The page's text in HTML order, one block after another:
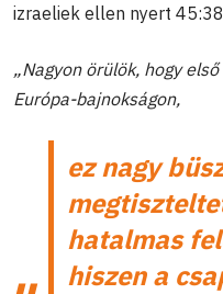
izraeliek ellen nyert
„Nagyon örülök, hogy
Európa-bajnokságon,
ez nagy
hatalmas
hiszen a